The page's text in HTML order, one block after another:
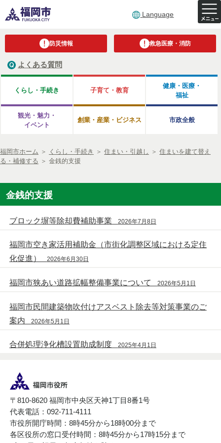
Language
防災情報 救急医療・消防
よくある質問
くらし・手続き 子育て・教育
健康・医療・
福祉
観光・魅力・
イベント
創業・産業・ビジネス 市政全般
福岡市ホーム ＞ くらし・手続き ＞ 住まい・引越し ＞ 住まいを建て替え
る・補修する ＞ 金銭的支援
金銭的支援
ブロック塀等除却費補助事業 2026年7月8日
福岡市空き家活用補助金（市街化調整区域における定住
化促進）
2026年6月30日
福岡市狭あい道路拡幅整備事業について 2026年5月1日
福岡市民間建築物吹付けアスベスト除去等対策事業のご
案内
2026年5月1日
合併処理浄化槽設置助成制度 2025年4月1日
〒810-8620 福岡市中央区天神1丁目8番1号
代表電話：092-711-4111
市役所開庁時間：8時45分から18時00分まで
各区役所の窓口受付時間：8時45分から17時15分まで